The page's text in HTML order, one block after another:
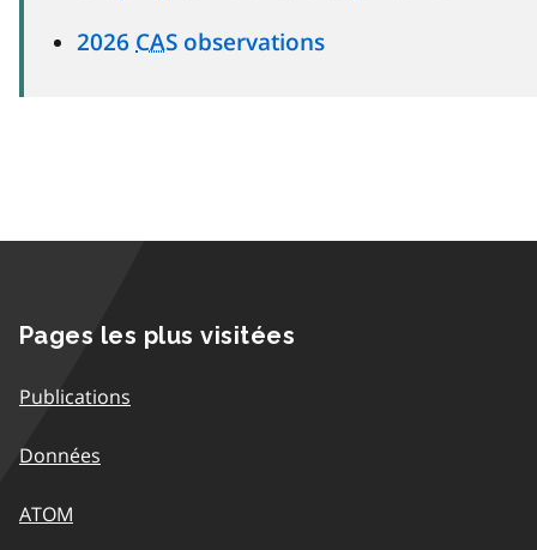
2026 CAS observations
Pages les plus visitées
Publications
Données
ATOM